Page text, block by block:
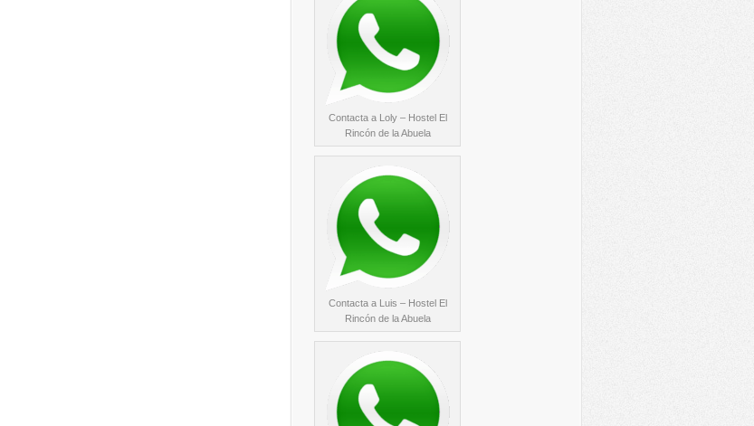
Contacta a Loly – Hostel El
Rincón de la Abuela
Contacta a Luis – Hostel El
Rincón de la Abuela